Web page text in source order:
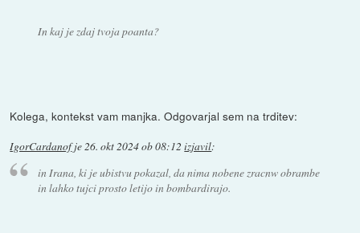
In kaj je zdaj tvoja poanta?
Kolega, kontekst vam manjka. Odgovarjal sem na trditev:
IgorCardanofje26. okt 2024 ob 08:12 izjavil:
in Irana, ki je ubistvu pokazal, da nima nobene zracnw obrambe
in lahko tujci prosto letijo in bombardirajo.